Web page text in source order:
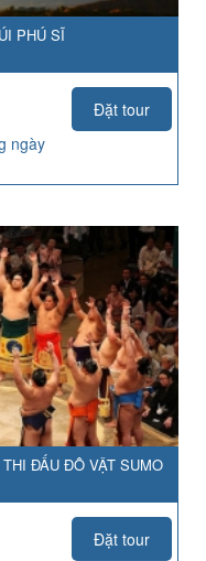
PHÚ SĨ
Đặt tour
ngày
ĐẤU ĐÔ VẬT SUMO
Đặt tour